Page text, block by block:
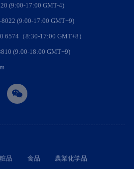
(9:00-17:00 GMT-4)
8022 (9:00-17:00 GMT+9)
6574（8:30-17:00 GMT+8）
(9:00-18:00 GMT+9)
品 食品 農業化学品